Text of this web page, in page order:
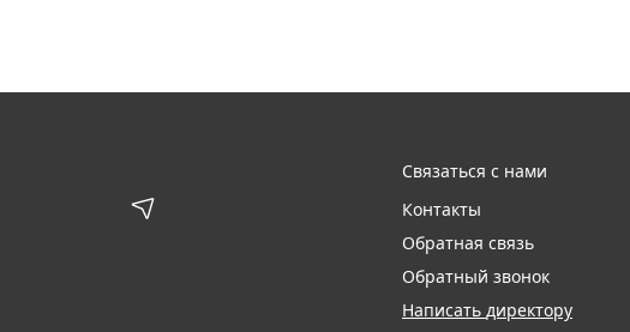
Связаться с нами
Контакты
Обратная связь
Обратный звонок
Написать директору